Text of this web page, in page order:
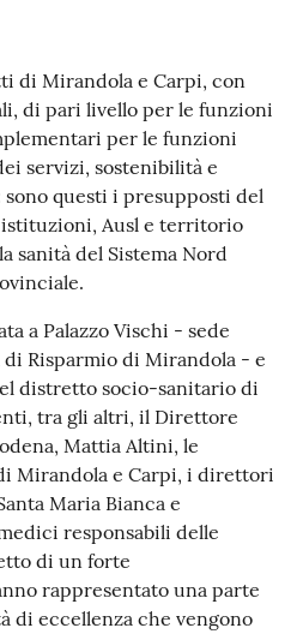
di Mirandola e Carpi, con
di pari livello per le funzioni
per le funzioni
servizi, sostenibilità e
questi i presupposti del
Ausl e territorio
sanità del Sistema Nord
a Palazzo Vischi - sede
di Risparmio di Mirandola - e
distretto socio-sanitario di
tra gli altri, il Direttore
Mattia Altini, le
Mirandola e Carpi, i direttori
Maria Bianca e
responsabili delle
di un forte
rappresentato una parte
di eccellenza che vengono